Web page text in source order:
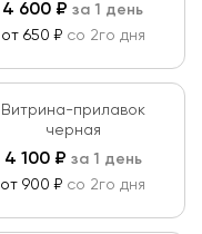
4 600 ₽ за 1 день
от 650 ₽ со 2го дня
Витрина-прилавок
черная
4 100₽ за 1 день
от 900 ₽ со 2го дня